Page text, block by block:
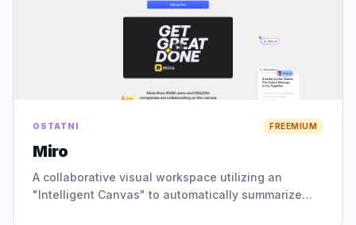
OSTATNI FREEMIUM
Miro
A collaborative visual workspace utilizing an
"Intelligent Canvas" to automatically summarize